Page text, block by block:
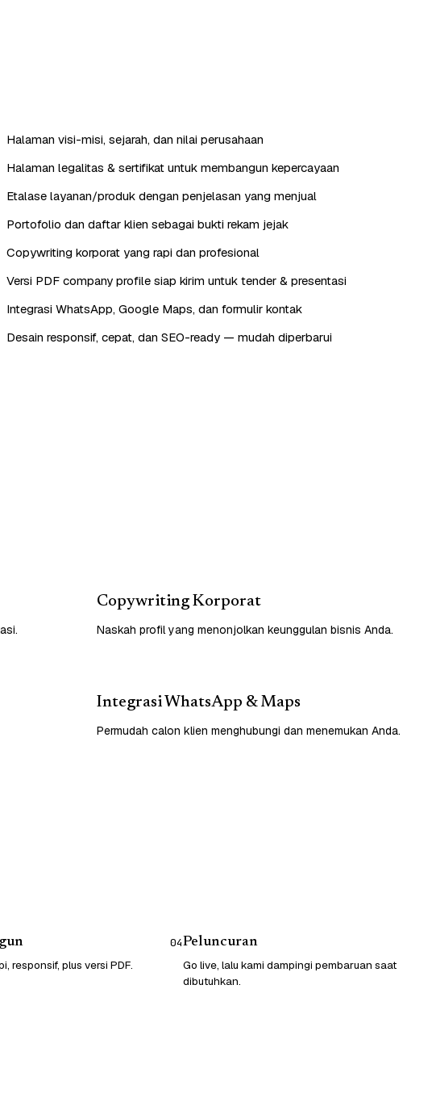
Halaman visi-misi, sejarah, dan nilai perusahaan
Halaman legalitas & sertifikat untuk membangun kepercayaan
Etalase layanan/produk dengan penjelasan yang menjual
Portofolio dan daftar klien sebagai bukti rekam jejak
Copywriting korporat yang rapi dan profesional
Versi PDF company profile siap kirim untuk tender & presentasi
Integrasi WhatsApp, Google Maps, dan formulir kontak
Desain responsif, cepat, dan SEO-ready — mudah diperbarui
Copywriting Korporat
Naskah profil yang menonjolkan keunggulan bisnis Anda.
Integrasi WhatsApp & Maps
Permudah calon klien menghubungi dan menemukan Anda.
responsif, plus versi PDF.
04Peluncuran
Go live, lalu kami dampingi pembaruan saat
dibutuhkan.